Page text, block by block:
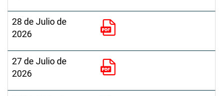
28 de Julio de
2026
27 de Julio de
2026